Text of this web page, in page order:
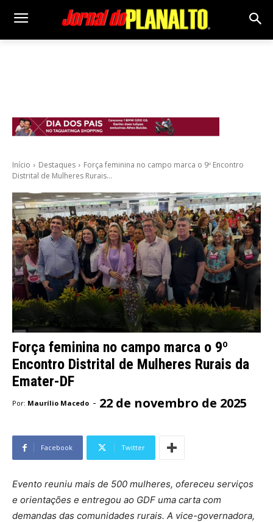
Início Destaques
Força feminina no campo marca o 9º Encontro
Distrital de Mulheres Rurais...
Força feminina no campo marca o 9º
Encontro Distrital de Mulheres Rurais da
Emater-DF
Por: Maurílio Macedo - 22 de novembro de 2025
Facebook Twitter
Evento reuniu mais de 500 mulheres, ofereceu serviços
e orientações e entregou ao GDF uma carta com
demandas das comunidades rurais. A vice-governadora,